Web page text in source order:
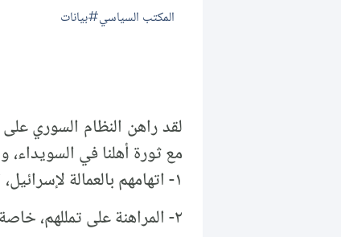
المكتب السياسي
بيانات
لقد راهن النظام السوري
مع ثورة أهلنا في السويداء،
١- اتهامهم بالعمالة لإسرائيل، الأمر الذي أفشله سقف وطنيتهم المرتفع جداً.
٢- المراهنة على تمللهم، خاصة مع دخول فصل الشتاء القارس في الجبل هناك.